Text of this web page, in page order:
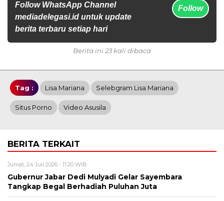
Follow WhatsApp Channel
mediadelegasi.id untuk update
berita terbaru setiap hari
Follow
Berita ini 23 kali dibaca
Tag : Lisa Mariana Selebgram Lisa Mariana
Situs Porno Video Asusila
BERITA TERKAIT
Jumat, 24 Juli 2026 - 11:20 WIB
Gubernur Jabar Dedi Mulyadi Gelar Sayembara
Tangkap Begal Berhadiah Puluhan Juta